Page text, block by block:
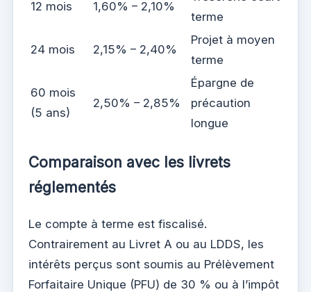
12 mois 1,60% – 2,10%
terme
24 mois 2,15% – 2,40%
Projet à moyen
terme
60 mois
(5 ans)
2,50% – 2,85%
Épargne de
précaution
longue
Comparaison avec les livrets
réglementés
Le compte à terme est fiscalisé.
Contrairement au Livret A ou au LDDS, les
intérêts perçus sont soumis au Prélèvement
Forfaitaire Unique (PFU) de 30 % ou à l’impôt